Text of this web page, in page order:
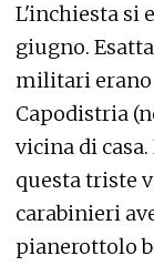
L'inchiesta si
giugno.
militari erano
Capodistria
vicina di
questa triste
carabinieri
pianerottolo